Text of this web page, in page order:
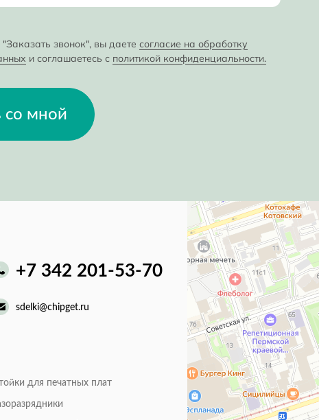
звонок", вы даете согласие на обработку
и соглашаетесь с политикой конфиденциальности.
со мной
+7 342 201-53-70
sdelki@chipget.ru
для печатных плат